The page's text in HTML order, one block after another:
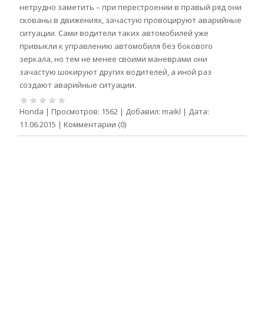
нетрудно заметить – при перестроении в правый ряд они
скованы в движениях, зачастую провоцируют аварийные
ситуации. Сами водители таких автомобилей уже
привыкли к управлению автомобиля без бокового
зеркала, но тем не менее своими маневрами они
зачастую шокируют других водителей, а иной раз
создают аварийные ситуации.
Honda | Просмотров: 1562 | Добавил: maikl | Дата:
11.06.2015 | Комментарии (0)